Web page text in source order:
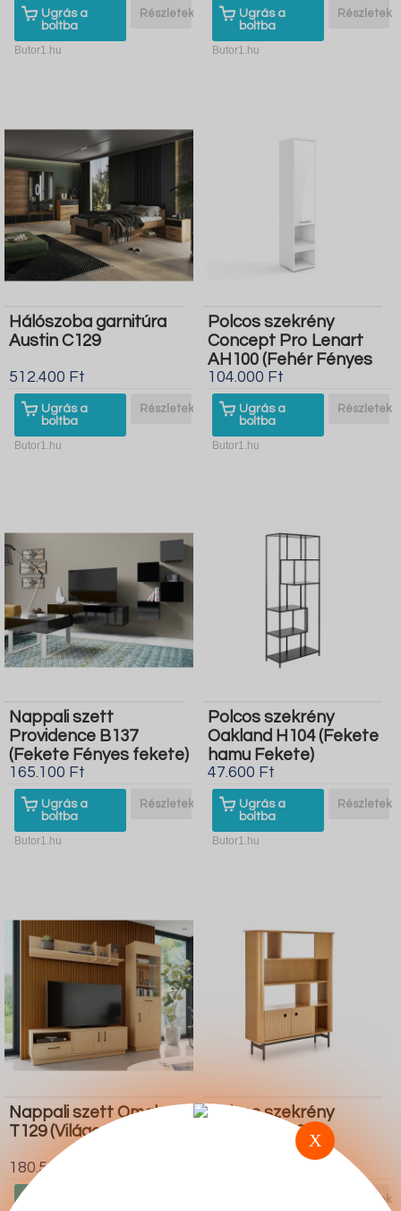
Ugrás a
boltba
Részletek
Butor1.hu
Ugrás a
boltba
Részletek
Butor1.hu
Hálószoba garnitúra
Austin C129
512.400 Ft
Ugrás a
boltba
Részletek
Butor1.hu
Polcos szekrény
Concept Pro Lenart
AH100 (Fehér Fényes
fehér)
104.000 Ft
Ugrás a
boltba
Részletek
Butor1.hu
Nappali szett
Providence B137
(Fekete Fényes fekete)
165.100 Ft
Ugrás a
boltba
Részletek
Butor1.hu
Polcos szekrény
Oakland H104 (Fekete
hamu Fekete)
47.600 Ft
Ugrás a
boltba
Részletek
Butor1.hu
Nappali szett Omaha
T129 (Világos tölgy)
180.500 Ft
Polcos szekrény
Houston L103
Részletek
X